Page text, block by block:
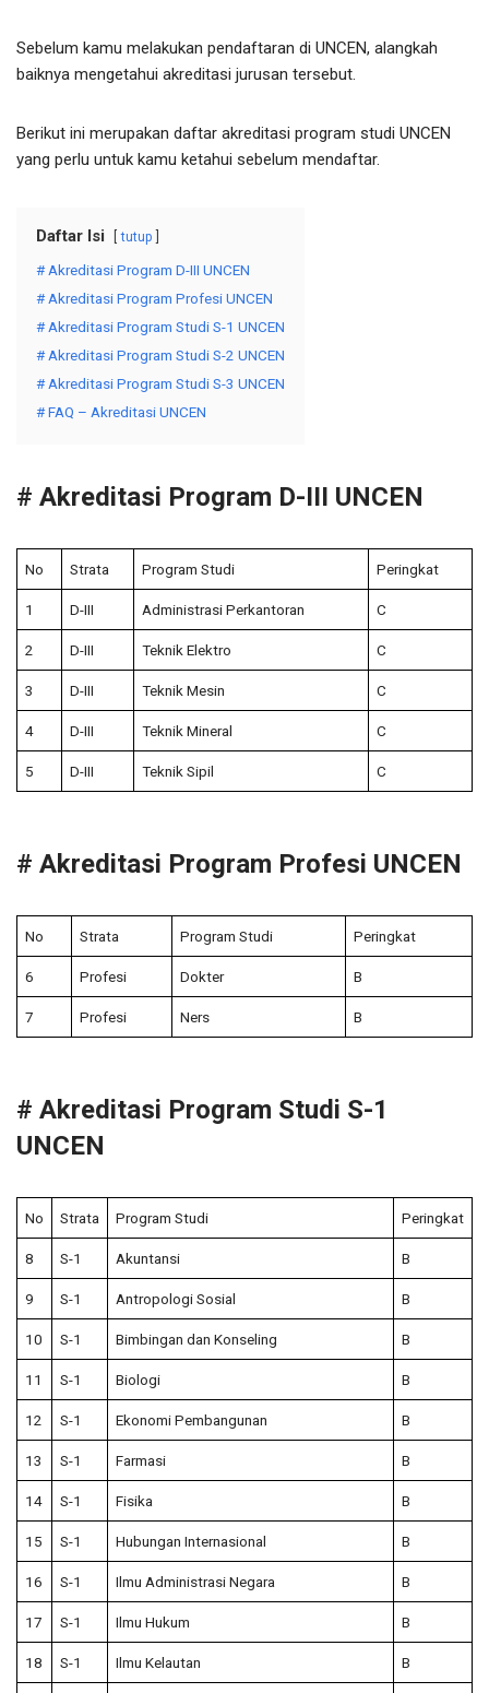
Sebelum kamu melakukan pendaftaran di UNCEN, alangkah
baiknya mengetahui akreditasi jurusan tersebut.
Berikut ini merupakan daftar akreditasi program studi UNCEN
yang perlu untuk kamu ketahui sebelum mendaftar.
Daftar Isi tutup
# Akreditasi Program D-III UNCEN
# Akreditasi Program Profesi UNCEN
# Akreditasi Program Studi S-1 UNCEN
# Akreditasi Program Studi S-2 UNCEN
# Akreditasi Program Studi S-3 UNCEN
# FAQ – Akreditasi UNCEN
# Akreditasi Program D-III UNCEN
No Strata Program Studi Peringkat
1 D-III Administrasi Perkantoran C
2 D-III Teknik Elektro C
3 D-III Teknik Mesin C
4 D-III Teknik Mineral C
5 D-III Teknik Sipil C
# Akreditasi Program Profesi UNCEN
No Strata Program Studi Peringkat
6 Profesi Dokter B
7 Profesi Ners B
# Akreditasi Program Studi S-1
UNCEN
No Strata Program Studi Peringkat
8 S-1 Akuntansi B
9 S-1 Antropologi Sosial B
10 S-1 Bimbingan dan Konseling B
11 S-1 Biologi B
12 S-1 Ekonomi Pembangunan B
13 S-1 Farmasi B
14 S-1 Fisika B
15 S-1 Hubungan Internasional B
16 S-1 Ilmu Administrasi Negara B
17 S-1 Ilmu Hukum B
18 S-1 Ilmu Kelautan B